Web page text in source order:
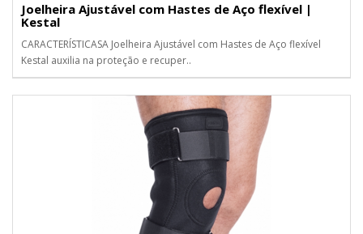
Joelheira Ajustável com Hastes de Aço flexível |
Kestal
CARACTERÍSTICASA Joelheira Ajustável com Hastes de Aço flexível
Kestal auxilia na proteção e recuper..